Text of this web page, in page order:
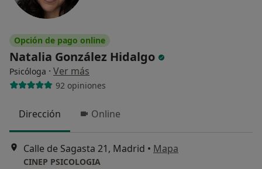
Opción de pago online
Natalia González Hidalgo
Psicóloga · Ver más
92 opiniones
Dirección Online
Calle de Sagasta 21, Madrid • Mapa
CINEP PSICOLOGIA